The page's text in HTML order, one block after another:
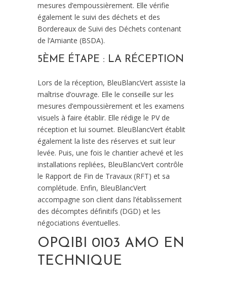
mesures d’empoussièrement. Elle vérifie
également le suivi des déchets et des
Bordereaux de Suivi des Déchets contenant
de l’Amiante (BSDA).
5ÈME ÉTAPE : LA RÉCEPTION
Lors de la réception, BleuBlancVert assiste la
maîtrise d’ouvrage. Elle le conseille sur les
mesures d’empoussièrement et les examens
visuels à faire établir. Elle rédige le PV de
réception et lui soumet. BleuBlancVert établit
également la liste des réserves et suit leur
levée. Puis, une fois le chantier achevé et les
installations repliées, BleuBlancVert contrôle
le Rapport de Fin de Travaux (RFT) et sa
complétude. Enfin, BleuBlancVert
accompagne son client dans l’établissement
des décomptes définitifs (DGD) et les
négociations éventuelles.
OPQIBI 0103 AMO EN
TECHNIQUE